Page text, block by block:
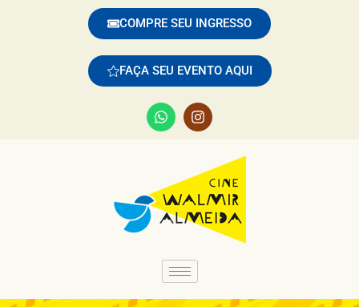
COMPRE SEU INGRESSO
FAÇA SEU EVENTO AQUI